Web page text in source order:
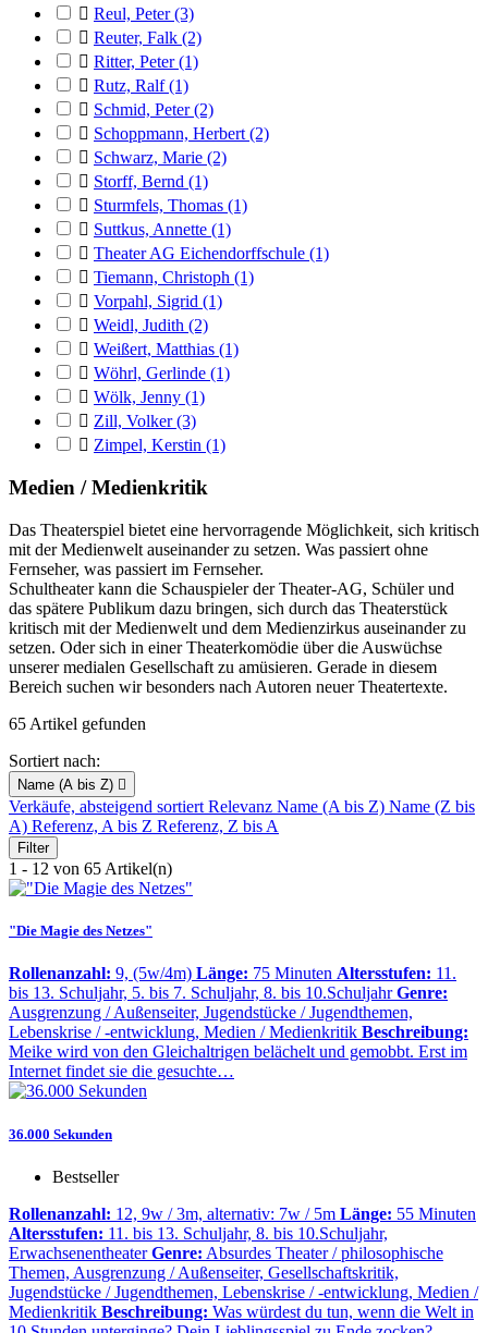
 Reul, Peter(3)
 Reuter, Falk (2)
 Ritter, Peter(1)
 Rutz, Ralf(1)
 Schmid, Peter(2)
 Schoppmann, Herbert (2)
 Schwarz, Marie (2)
 Storff, Bernd (1)
 Sturmfels, Thomas (1)
 Suttkus, Annette (1)
 Theater AG Eichendorffschule (1)
 Tiemann, Christoph (1)
 Vorpahl, Sigrid (1)
 Weidl, Judith (2)
 Weißert, Matthias (1)
 Wöhrl, Gerlinde (1)
 Wölk, Jenny (1)
 Zill, Volker(3)
 Zimpel, Kerstin (1)
Medien / Medienkritik
Das Theaterspiel bietet eine hervorragende Möglichkeit, sich kritisch
mit der Medienwelt auseinander zu setzen. Was passiert ohne
Fernseher, was passiert im Fernseher.
Schultheater kann die Schauspieler der Theater-AG, Schüler und
das spätere Publikum dazu bringen, sich durch das Theaterstück
kritisch mit der Medienwelt und dem Medienzirkus auseinander zu
setzen. Oder sich in einer Theaterkomödie über die Auswüchse
unserer medialen Gesellschaft zu amüsieren. Gerade in diesem
Bereich suchen wir besonders nach Autoren neuer Theatertexte.
65 Artikel gefunden
Sortiert nach:
Name (A bis Z) 
Verkäufe, absteigend sortiert Relevanz Name (A bis Z) Name (Z bis
A) Referenz, A bis Z Referenz, Z bis A
Filter
1 - 12 von 65 Artikel(n)
"Die Magie des Netzes"
Rollenanzahl: 9, (5w/4m) Länge: 75 Minuten Altersstufen: 11.
bis 13. Schuljahr, 5. bis 7. Schuljahr, 8. bis 10.Schuljahr Genre:
Ausgrenzung / Außenseiter, Jugendstücke / Jugendthemen,
Lebenskrise / -entwicklung, Medien / Medienkritik Beschreibung:
Meike wird von den Gleichaltrigen belächelt und gemobbt. Erst im
Internet findet sie die gesuchte…
36.000 Sekunden
Bestseller
Rollenanzahl: 12, 9w / 3m, alternativ: 7w / 5m Länge: 55 Minuten
Altersstufen: 11. bis 13. Schuljahr, 8. bis 10.Schuljahr,
Erwachsenentheater Genre: Absurdes Theater / philosophische
Themen, Ausgrenzung / Außenseiter, Gesellschaftskritik,
Jugendstücke / Jugendthemen, Lebenskrise / -entwicklung, Medien /
Medienkritik Beschreibung: Was würdest du tun, wenn die Welt in